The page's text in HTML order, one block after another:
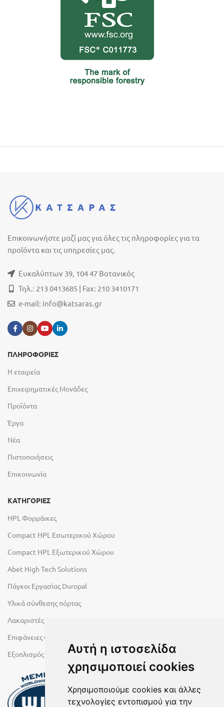
Αυτή η ιστοσελίδα
χρησιμοποιεί cookies
Χρησιμοποιούμε cookies και άλλες
τεχνολογίες εντοπισμού για την
Επικοινωνήστε μαζί μας για όλες τις πληροφορίες για τα
προϊόντα και τις υπηρεσίες μας.
Ευκαλύπτων 39, 104 47 Βοτανικός
Τηλ.: 213 0413685 | Fax: 210 3410171
e-mail: info@katsaras.gr
ΠΛΗΡΟΦΟΡΙΕΣ
Η εταιρεία
Επιχειρηματικές Μονάδες
Προϊόντα
Έργα
Νέα
Πιστοποιήσεις
Επικοινωνία
ΚΑΤΗΓΟΡΙΕΣ
HPL Φορμάικες
Compact HPL Εσωτερικού Χώρου
Compact HPL Εξωτερικού Χώρου
Abet High Tech Solutions
Πάγκοι Εργασίας Duropal
Υλικά σύνθεσης πόρτας
Λακαριστές επιφάνειες Primeboard
Επιφάνειες Φυσικών Πετρωμάτων
Εξοπλισμός Υγρών Χώρων